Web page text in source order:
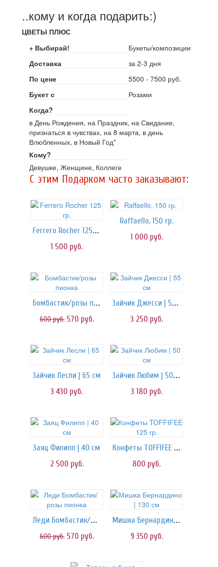
..кому и когда подарить:)
ЦВЕТЫ ПЛЮС
+ Выбирай!
Букеты/композиции
Доставка
за 2-3 дня
По цене
5500 - 7500 руб.
Букет с
Розами
Когда?
в День Рождения, на Праздник, на Свидание,
признаться в чувствах, на 8 марта, в день
Влюбленных, в Новый Год*
Кому?
Девушке, Женщине, Коллеге
C этим Подарком часто заказывают:
Ferrero Rocher 125 гр.
1 500 руб.
Raffaello, 150 гр.
1 000 руб.
Бомбастик/розы пионка
600руб. 570 руб.
Зайчик Джесси | 55 см
3 250 руб.
Зайчик Лесли | 65 см
3 430 руб.
Зайчик Любим | 50 см
3 180 руб.
Заяц Филипп | 40 см
2 500 руб.
Конфеты TOFFIFEE 125 гр.
800 руб.
Леди Бомбастик/розы пионка
600руб. 570 руб.
Мишка Бернардино | 130 см
9 350 руб.